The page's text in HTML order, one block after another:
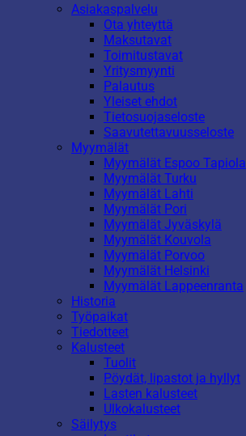
Asiakaspalvelu
Ota yhteyttä
Maksutavat
Toimitustavat
Yritysmyynti
Palautus
Yleiset ehdot
Tietosuojaseloste
Saavutettavuusseloste
Myymälät
Myymälät Espoo Tapiola
Myymälät Turku
Myymälät Lahti
Myymälät Pori
Myymälät Jyväskylä
Myymälät Kouvola
Myymälät Porvoo
Myymälät Helsinki
Myymälät Lappeenranta
Historia
Työpaikat
Tiedotteet
Kalusteet
Tuolit
Pöydät, lipastot ja hyllyt
Lasten kalusteet
Ulkokalusteet
Säilytys